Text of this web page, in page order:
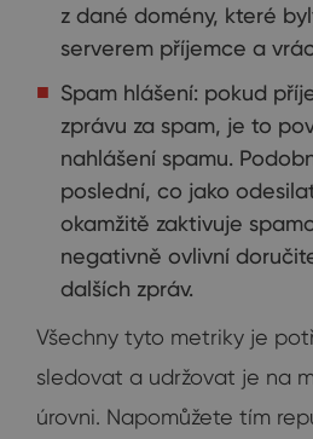
z dané domény, které
serverem příjemce a
Spam hlášení: pokud
zprávu za spam, je to
nahlášení spamu.
poslední, co jako
okamžitě zaktivuje
negativně ovlivní
dalších zpráv.
Všechny tyto metriky je
sledovat a udržovat je na
úrovni. Napomůžete tím